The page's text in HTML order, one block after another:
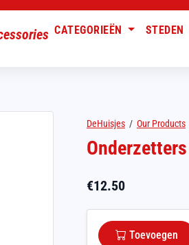
CATEGORIEËN STEDEN
DeHuisjes / Our Products
€12.50
Toevoegen